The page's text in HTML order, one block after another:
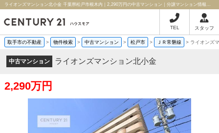
ライオンズマンション北小金 千葉県松戸市根木内｜2,290万円の中古マンション｜分譲マンション情報｜ハウスモア株式会社
TEL スタッフ
取手市の不動産 > 物件検索 > 中古マンション > 松戸市 > ＪＲ常磐線 > ライオンズ
中古マンション ライオンズマンション北小金
2,290万円